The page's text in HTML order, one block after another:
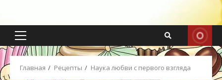
Основное
меню
Главная Рецепты Наука любви с первого взгляда